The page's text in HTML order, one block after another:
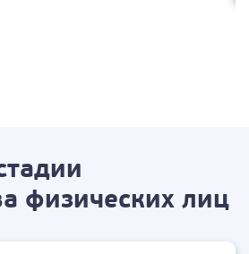
физических лиц